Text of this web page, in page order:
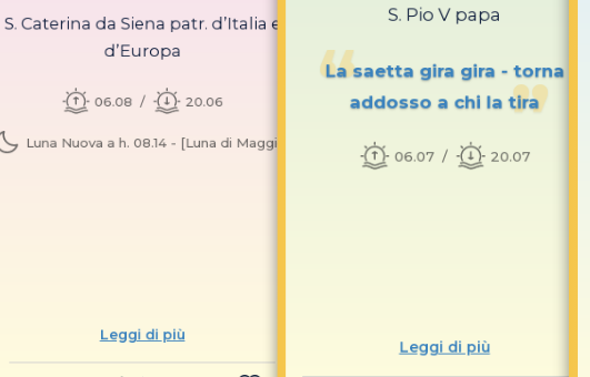
S. Caterina da Siena patr. d’Italia e
d’Europa
06.08 20.06
Luna Nuova a h. 08.14 - [Luna di Maggio]
Leggi di più
S. Pio V papa
La saetta gira gira - torna
addosso a chi la tira
06.07 20.07
Leggi di più